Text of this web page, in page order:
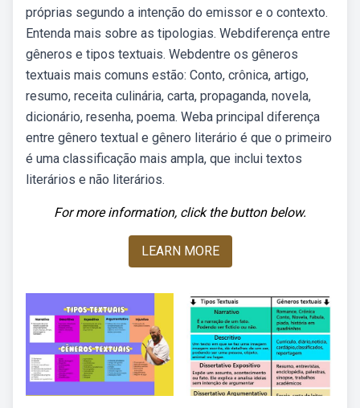
próprias segundo a intenção do emissor e o contexto.
Entenda mais sobre as tipologias. Webdiferença entre
gêneros e tipos textuais. Webdentre os gêneros
textuais mais comuns estão: Conto, crônica, artigo,
resumo, receita culinária, carta, propaganda, novela,
dicionário, resenha, poema. Weba principal diferença
entre gênero textual e gênero literário é que o primeiro
é uma classificação mais ampla, que inclui textos
literários e não literários.
For more information, click the button below.
LEARN MORE